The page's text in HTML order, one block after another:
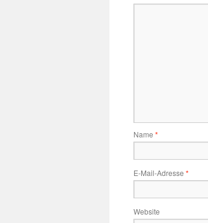
Name *
E-Mail-Adresse *
Website